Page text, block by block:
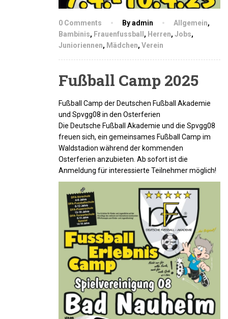
0 Comments By admin Allgemein,
Bambinis, Frauenfussball , Herren, Jobs,
Junioriennen, Mädchen, Verein
Fußball Camp 2025
Fußball Camp der Deutschen Fußball Akademie
und Spvgg08 in den Osterferien
Die Deutsche Fußball Akademie und die Spvgg08
freuen sich, ein gemeinsames Fußball Camp im
Waldstadion während der kommenden
Osterferien anzubieten. Ab sofort ist die
Anmeldung für interessierte Teilnehmer möglich!